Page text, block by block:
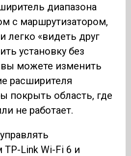
диапазона
с маршрутизатором,
легко «видеть друг
установку без
можете изменить
расширителя
покрыть область, где
не работает.
TP-Link Wi-Fi 6 и